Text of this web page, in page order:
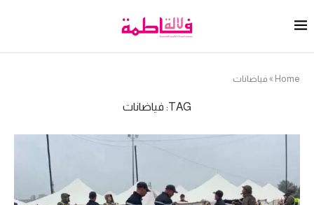
Home
» فياضانات
TAG: فياضانات